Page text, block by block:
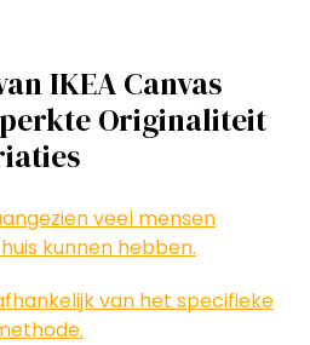
IKEA Canvas
Originaliteit
veel mensen
kunnen hebben.
van het specifieke